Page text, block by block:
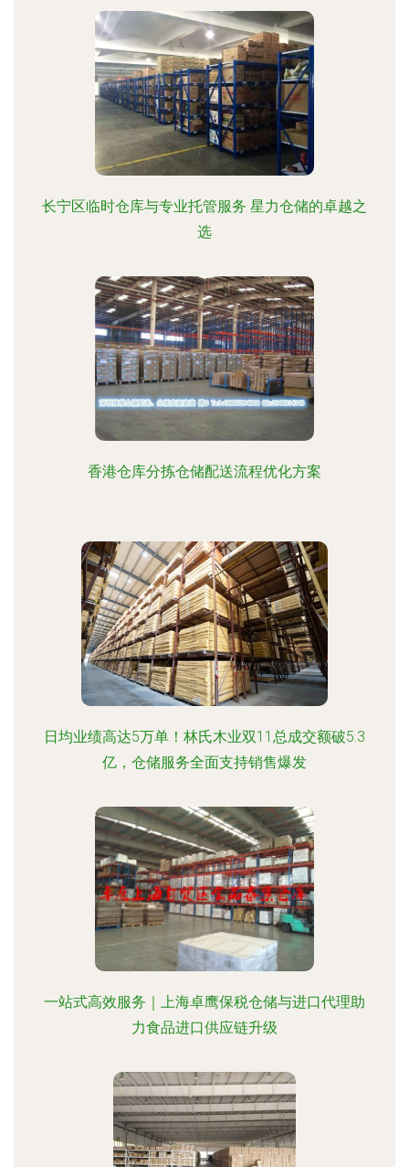
长宁区临时仓库与专业托管服务 星力仓储的卓越之
选
香港仓库分拣仓储配送流程优化方案
日均业绩高达5万单！林氏木业双11总成交额破5.3
亿，仓储服务全面支持销售爆发
一站式高效服务｜上海卓鹰保税仓储与进口代理助
力食品进口供应链升级